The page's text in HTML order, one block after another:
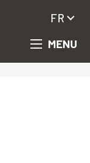
MENU
FR